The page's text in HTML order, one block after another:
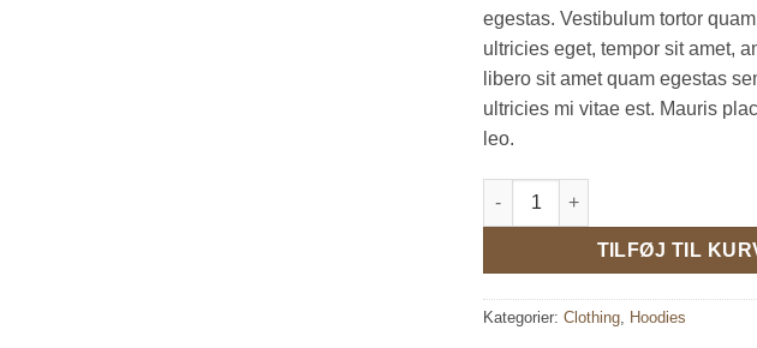
egestas. Vestibulum tortor
ultricies eget, tempor sit amet,
libero sit amet quam egestas
ultricies mi vitae est. Mauris
leo.
Ninja Silhouette antal
TILFØJ TIL
Kategorier: Clothing Hoodies